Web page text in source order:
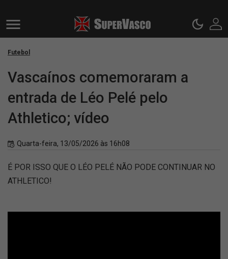
Futebol
Vascaínos comemoraram a
entrada de Léo Pelé pelo
Athletico; vídeo
Quarta-feira, 13/05/2026 às 16h08
É POR ISSO QUE O LÉO PELÉ NÃO PODE CONTINUAR NO
ATHLETICO!